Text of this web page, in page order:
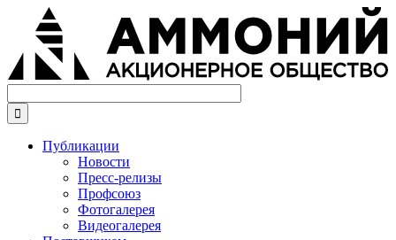
Перейти
основному
содержанию

Публикации
Новости
Пресс-релизы
Профсоюз
Фотогалерея
Видеогалерея